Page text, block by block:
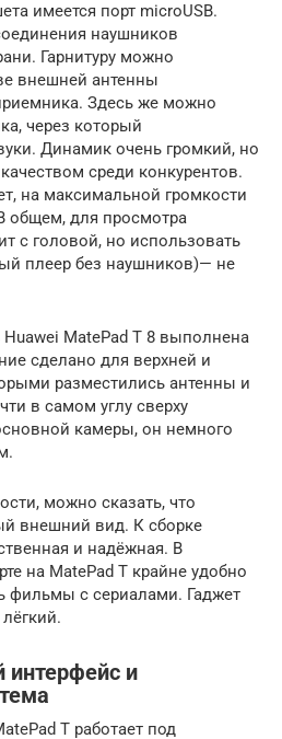
имеется порт microUSB.
наушников
Гарнитуру можно
внешней антенны
Здесь же можно
через который
Динамик очень громкий, но
среди конкурентов.
на максимальной громкости
общем, для просмотра
с головой, но использовать
плеер без наушников)— не
Huawei MatePad T 8 выполнена
сделано для верхней и
разместились антенны и
в самом углу сверху
камеры, он немного
можно сказать, что
внешний вид. К сборке
и надёжная. В
на MatePad T крайне удобно
фильмы с сериалами. Гаджет
интерфейс и
T работает под